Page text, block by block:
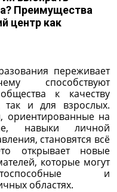
Преимущества
центр как
переживает
способствуют
к качеству
так и для взрослых.
ориентированные на
навыки личной
становятся всё
открывает новые
которые могут
и
областях.